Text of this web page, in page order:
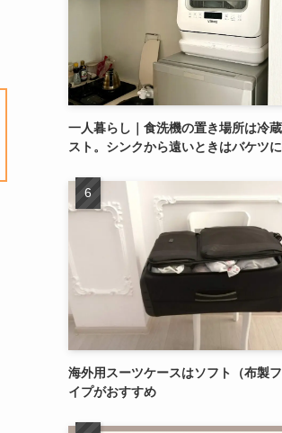
一人暮らし｜食洗機の置き場所は冷
スト。シンクから遠いときはバケツ
海外用スーツケースはソフト（布製
イプがおすすめ